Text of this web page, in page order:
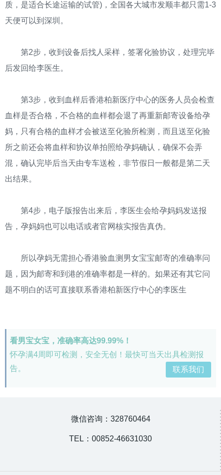
质，是适合长途运输的试管)，全国各大城市发顺丰都只需1-3
天便可以到深圳。
第2步，收到设备后找人采样，签署化验协议，处理完毕
后发回给李医生。
第3步，收到血样后香港柏新医疗中心的医务人员会检查
血样是否合格，不合格的血样都会退了再重新邮寄设备给孕
妈，只有合格的血样才会被送至化验所检测，而且送至化验
所之前还会将血样和协议单拍照给孕妈确认，确保不会弄
混，确认完毕后当天由专车送检，非节假日一般都是第二天
出结果。
第4步，电子版报告出来后，李医生会给孕妈妈发送报
告，孕妈妈也可以电话或者官网核实报告真伪。
所以孕妈无需担心香港验血测男女宝宝邮寄的准确率问
题，因为邮寄和到港的准确率都是一样的。如果还有其它问
题不明白的话可直接联系香港柏新医疗中心的李医生
看男宝女宝，准确率高达99.99%！
怀孕满4周即可检测，安全无创！最快可当天出具检测报
告。
联系我们
微信咨询：328760464
TEL：00852-46631030